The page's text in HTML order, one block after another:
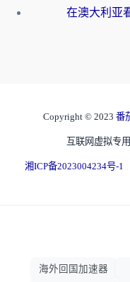
Copyright © 2023 番
互联网虚拟专
湘ICP备2023004234号-1
海外回国加速器